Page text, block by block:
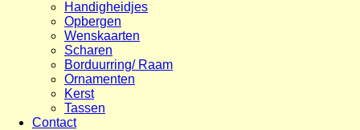
Handigheidjes
Opbergen
Wenskaarten
Scharen
Borduurring/ Raam
Ornamenten
Kerst
Tassen
Contact